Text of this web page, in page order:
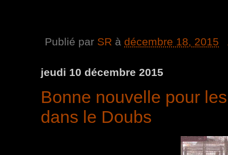
Publié par SR à décembre 18, 2015
jeudi 10 décembre 2015
Bonne nouvelle pour
dans le Doubs